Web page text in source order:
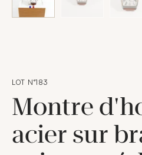
LOT N°183
Montre
acier sur